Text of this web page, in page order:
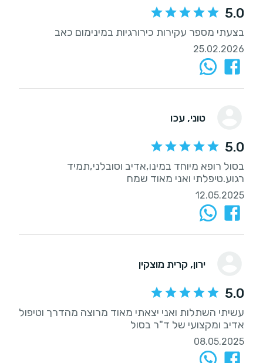
5.0
בצעתי מספר עקירות כירורגיות במינימום כאב
25.02.2026
טוני, עכו
5.0
בסול רופא מיוחד במינו,אדיב וסובלני,תמיד
רגוע.טיפלתי ואני מאוד שמח
12.05.2025
ירון, קרית מוצקין
5.0
עשיתי השתלות ואני יצאתי מאוד מרוצה מהדרך וטיפול
אדיב ומקצועי של ד"ר בסול
08.05.2025